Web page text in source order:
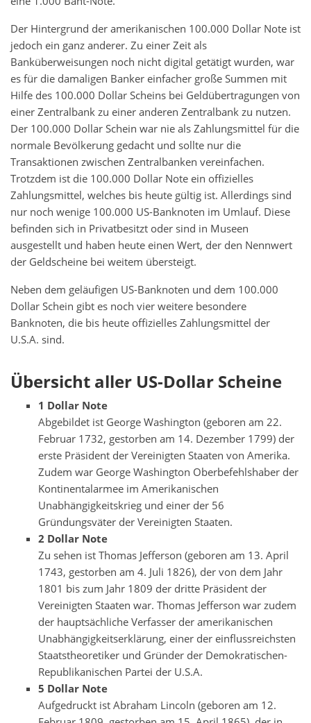
Der Hintergrund der amerikanischen 100.000 Dollar Note ist
jedoch ein ganz anderer. Zu einer Zeit als
Banküberweisungen noch nicht digital getätigt wurden, war
es für die damaligen Banker einfacher große Summen mit
Hilfe des 100.000 Dollar Scheins bei Geldübertragungen von
einer Zentralbank zu einer anderen Zentralbank zu nutzen.
Der 100.000 Dollar Schein war nie als Zahlungsmittel für die
normale Bevölkerung gedacht und sollte nur die
Transaktionen zwischen Zentralbanken vereinfachen.
Trotzdem ist die 100.000 Dollar Note ein offizielles
Zahlungsmittel, welches bis heute gültig ist. Allerdings sind
nur noch wenige 100.000 US-Banknoten im Umlauf. Diese
befinden sich in Privatbesitzt oder sind in Museen
ausgestellt und haben heute einen Wert, der den Nennwert
der Geldscheine bei weitem übersteigt.
Neben dem geläufigen US-Banknoten und dem 100.000
Dollar Schein gibt es noch vier weitere besondere
Banknoten, die bis heute offizielles Zahlungsmittel der
U.S.A. sind.
Übersicht aller US-Dollar Scheine
1 Dollar Note
Abgebildet ist George Washington (geboren am 22.
Februar 1732, gestorben am 14. Dezember 1799) der
erste Präsident der Vereinigten Staaten von Amerika.
Zudem war George Washington Oberbefehlshaber der
Kontinentalarmee im Amerikanischen
Unabhängigkeitskrieg und einer der 56
Gründungsväter der Vereinigten Staaten.
2 Dollar Note
Zu sehen ist Thomas Jefferson (geboren am 13. April
1743, gestorben am 4. Juli 1826), der von dem Jahr
1801 bis zum Jahr 1809 der dritte Präsident der
Vereinigten Staaten war. Thomas Jefferson war zudem
der hauptsächliche Verfasser der amerikanischen
Unabhängigkeitserklärung, einer der einflussreichsten
Staatstheoretiker und Gründer der Demokratischen-
Republikanischen Partei der U.S.A.
5 Dollar Note
Aufgedruckt ist Abraham Lincoln (geboren am 12.